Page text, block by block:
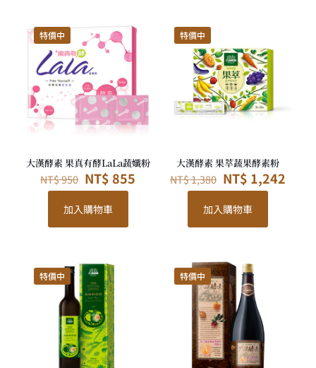
特價中
大漢酵素 果真有酵LaLa蔬孅粉
NT$950 原
始
價
格：
NT$ 950。
NT$855
NT$ 855。
加入購物車
特價中
大漢酵素 果萃蔬果酵素粉
NT$1,380 原
始
價
格：
NT$ 1,380。
NT$ 1,242
加入購物車
特價中 特價中